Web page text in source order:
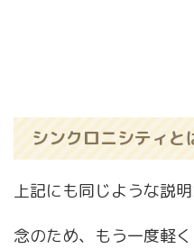
シンクロニシティと
上記にも同じような説明
念のため、もう一度軽く